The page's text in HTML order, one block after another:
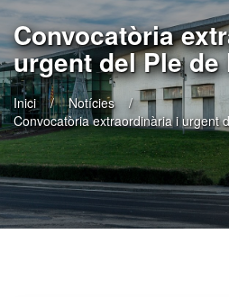
Convocatòria
urgent del Ple
Inici
Notícies
Convocatòria extraordinària i urgent